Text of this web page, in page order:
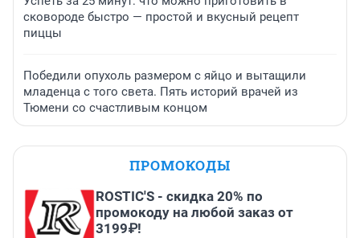
сковороде быстро — простой и вкусный рецепт
пиццы
Победили опухоль размером с яйцо и вытащили
младенца с того света. Пять историй врачей из
Тюмени со счастливым концом
ПРОМОКОДЫ
ROSTIC'S - скидка 20% по
промокоду на любой заказ от
3199₽!